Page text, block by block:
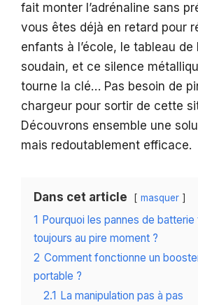
fait monter l’adrénaline sans
vous êtes déjà en retard pour
enfants à l’école, le tableau de
soudain, et ce silence
tourne la clé… Pas besoin de
chargeur pour sortir de cette
Découvrons ensemble une
mais redoutablement efficace.
Dans cet article masquer
1 Pourquoi les pannes de
toujours au pire moment ?
2 Comment fonctionne un
portable ?
2.1 La manipulation pas à pas